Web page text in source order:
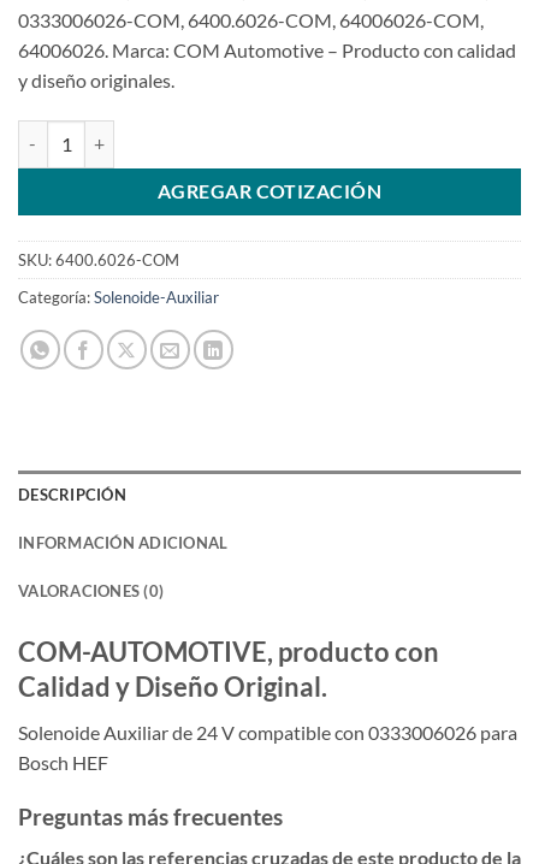
0333006026-COM, 6400.6026-COM, 64006026-COM,
64006026. Marca: COM Automotive – Producto con calidad
y diseño originales.
AGREGAR COTIZACIÓN
SKU:6400.6026-COM
Categoría:Solenoide-Auxiliar
DESCRIPCIÓN
INFORMACIÓN ADICIONAL
VALORACIONES (0)
COM-AUTOMOTIVE, producto con
Calidad y Diseño Original.
Solenoide Auxiliar de 24 V compatible con 0333006026 para
Bosch HEF
Preguntas más frecuentes
¿Cuáles son las referencias cruzadas de este producto de la